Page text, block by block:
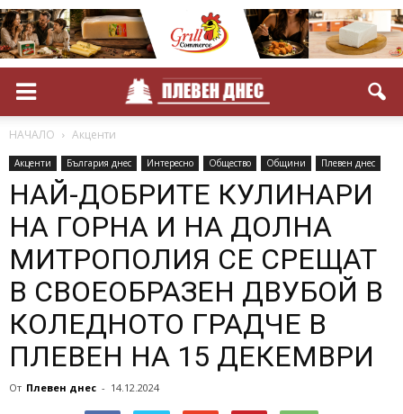
НАЧАЛО Акценти
Акценти България днес Интересно Общество Общини Плевен днес
НАЙ-ДОБРИТЕ КУЛИНАРИ
НА ГОРНА И НА ДОЛНА
МИТРОПОЛИЯ СЕ СРЕЩАТ
В СВОЕОБРАЗЕН ДВУБОЙ В
КОЛЕДНОТО ГРАДЧЕ В
ПЛЕВЕН НА 15 ДЕКЕМВРИ
От Плевен днес - 14.12.2024